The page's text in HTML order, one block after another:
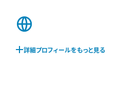
Web
イ
詳細プロフィールをもっと見る